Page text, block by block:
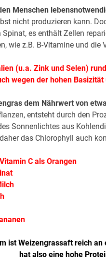
Menschen
nicht produzieren kann.
es enthält Zellen
wie z.B. B-Vitamine und die
(u.a. Zink und Selen)
wegen der hohen
dem Nährwert von
entsteht durch den
Sonnenlichtes aus
das Chlorophyll auch
C als Orangen
ist Weizengrassaft reich an
hat also eine hohe